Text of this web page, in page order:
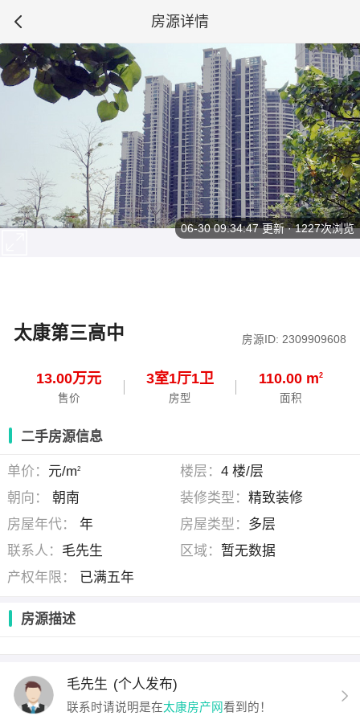
房源详情
太康第三高中 房源ID: 2309909608
13.00万元
售价
3室1厅1卫
房型
110.00 m2
面积
06-30 09:34:47更新 · 1227次浏览
二手房源信息
单价： 元/m2 楼层： 4 楼/层
朝向：
朝南 装修类型： 精致装修
房屋年代：
年 房屋类型： 多层
联系人： 毛先生 区域： 暂无数据
产权年限：
已满五年
房源描述
毛先生 (个人发布)
联系时请说明是在太康房产网看到的！